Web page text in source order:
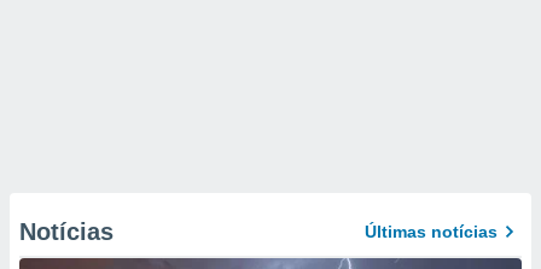
Notícias Últimas notícias